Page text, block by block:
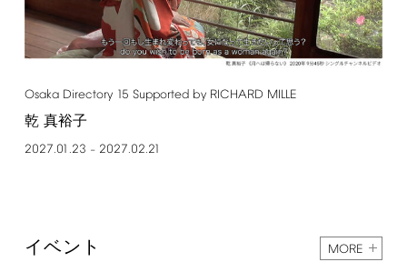
Osaka Directory 15 Supported by RICHARD MILLE
乾 真裕子
2027.01.23 – 2027.02.21
イベント MORE